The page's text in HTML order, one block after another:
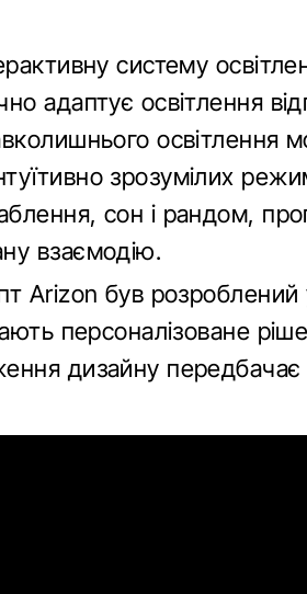
систему
адаптує освітлення
освітлення
зрозумілих
сон і рандом,
взаємодію.
Arizon був розроблений
персоналізоване
дизайну передбачає